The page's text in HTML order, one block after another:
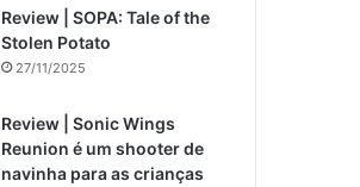
Review | SOPA: Tale of the
Stolen Potato
27/11/2025
Review | Sonic Wings
Reunion é um shooter de
navinha para as crianças